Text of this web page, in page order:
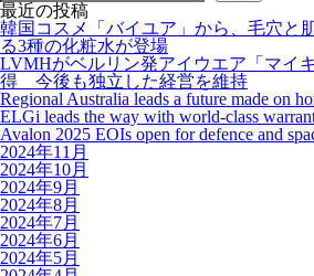
最近の投稿
韓国コスメ「バイユア」から、毛穴と
る3種の化粧水が登場
LVMHがベルリン発アイウエア「マイ
得 今後も独立した経営を維持
Regional Australia leads a future made on
ELGi leads the way with world-class
Avalon 2025 EOIs open for defence and
2024年11月
2024年10月
2024年9月
2024年8月
2024年7月
2024年6月
2024年5月